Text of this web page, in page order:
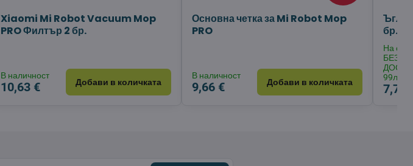
Xiaomi Mi Robot Vacuum Mop
PRO Филтър 2 бр.
В наличност
10,63 € Добави в количката
Основна четка за Mi Robot Mop
PRO
В наличност
9,66 € Добави в количката
бр.
На
99лв.
7,71